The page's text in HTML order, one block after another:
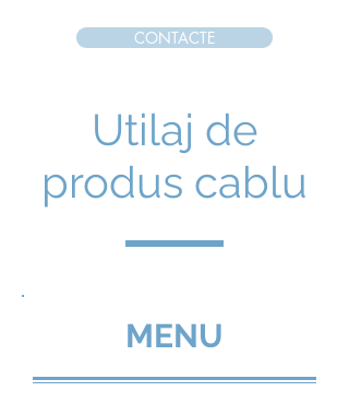
CONTACTE
Utilaj de
produs cablu
MENU